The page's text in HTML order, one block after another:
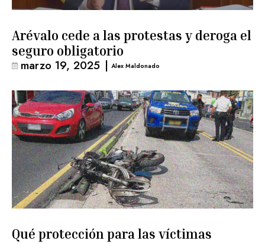
Arévalo cede a las protestas y deroga el
seguro obligatorio
marzo 19, 2025 | Alex Maldonado
Qué protección para las víctimas